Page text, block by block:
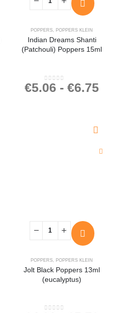
POPPERS, POPPERS KLEIN
Indian Dreams Shanti
(Patchouli) Poppers 15ml
0out of 5
€5.06 - €6.75
POPPERS POPPERS KLEIN
Jolt Black Poppers 13ml
(eucalyptus)